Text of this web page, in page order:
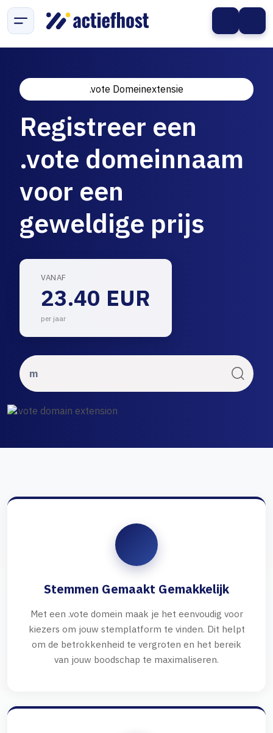
.vote Domeinextensie
Registreer een
.vote domeinnaam
voor een
geweldige prijs
VANAF
23.40 EUR
per jaar
Stemmen Gemaakt Gemakkelijk
Met een .vote domein maak je het eenvoudig voor
kiezers om jouw stemplatform te vinden. Dit helpt
om de betrokkenheid te vergroten en het bereik
van jouw boodschap te maximaliseren.